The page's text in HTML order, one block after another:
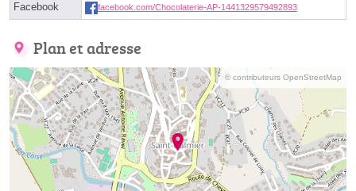
Facebook facebook.com/Chocolaterie-AP-1441329579492893
Plan et adresse
© contributeurs OpenStreetMap